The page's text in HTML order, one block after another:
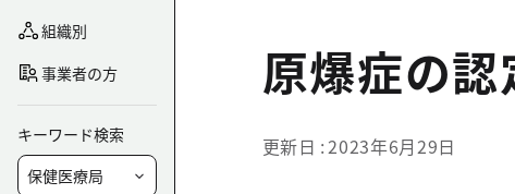
組織別
事業者の方
キーワード検索
原爆症の
更新日 2023年6月29日